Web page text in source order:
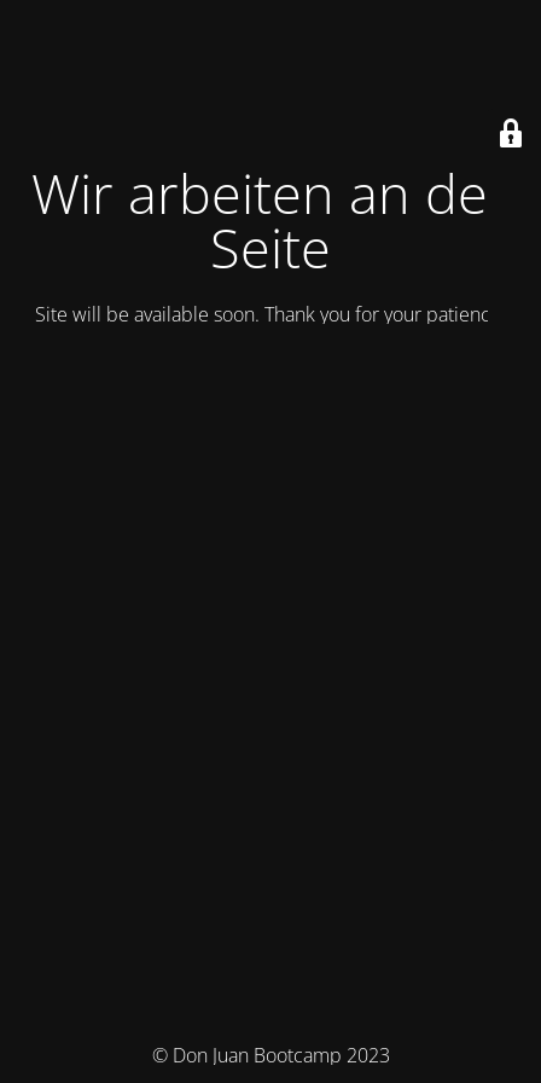
Wir arbeiten an der
Seite
Site will be available soon. Thank you for your patience!
© Don Juan Bootcamp 2023